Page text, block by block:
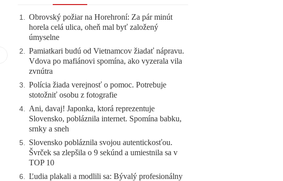
1. Obrovský požiar na Horehroní: Za pár minút
horela celá ulica, oheň mal byť založený
úmyselne
2. Pamiatkari budú od Vietnamcov žiadať nápravu.
Vdova po mafiánovi spomína, ako vyzerala vila
zvnútra
3. Polícia žiada verejnosť o pomoc. Potrebuje
stotožniť osobu z fotografie
4. Ani, davaj! Japonka, ktorá reprezentuje
Slovensko, pobláznila internet. Spomína babku,
srnky a sneh
5. Slovensko pobláznila svojou autentickosťou.
Švrček sa zlepšila o 9 sekúnd a umiestnila sa v
TOP 10
6. Ľudia plakali a modlili sa: Bývalý profesionálny